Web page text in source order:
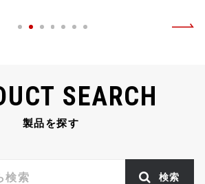
SEARCH
製品を探す
検索